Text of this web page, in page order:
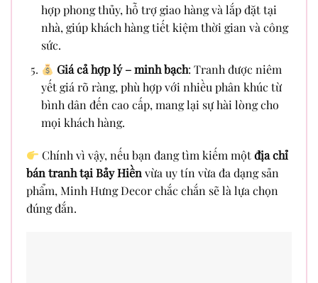
hợp phong thủy, hỗ trợ giao hàng và lắp đặt tại
nhà, giúp khách hàng tiết kiệm thời gian và công
sức.
Giá cả hợp lý – minh bạch: Tranh được niêm
yết giá rõ ràng, phù hợp với nhiều phân khúc từ
bình dân đến cao cấp, mang lại sự hài lòng cho
mọi khách hàng.
Chính vì vậy, nếu bạn đang tìm kiếm mộtđịa chỉ
bán tranh tại Bảy Hiềnvừa uy tín vừa đa dạng sản
phẩm, Minh Hưng Decor chắc chắn sẽ là lựa chọn
đúng đắn.